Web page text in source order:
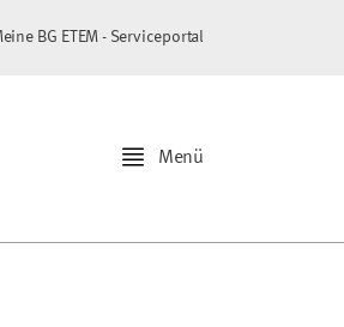
BG ETEM - Serviceportal
Menü